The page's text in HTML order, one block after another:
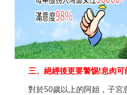
三、絕經後更要警惕!息肉可
對於50歲以上的阿姐，子宮